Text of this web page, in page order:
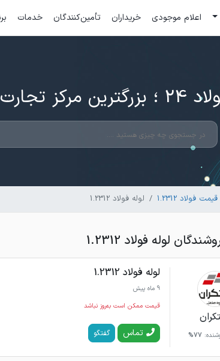
اعلام موجودی خریداران تأمین‌کنندگان خدمات
مرکز تجارت آنلاین فلزات
قیمت فولاد 1.2312 لوله فولاد 1.2312
لوله فولاد 1.2312
77%
لوله فولاد 1.2312
9 ماه پیش
قیمت ممکن است به‌روز نباشد
تماس گفتگو